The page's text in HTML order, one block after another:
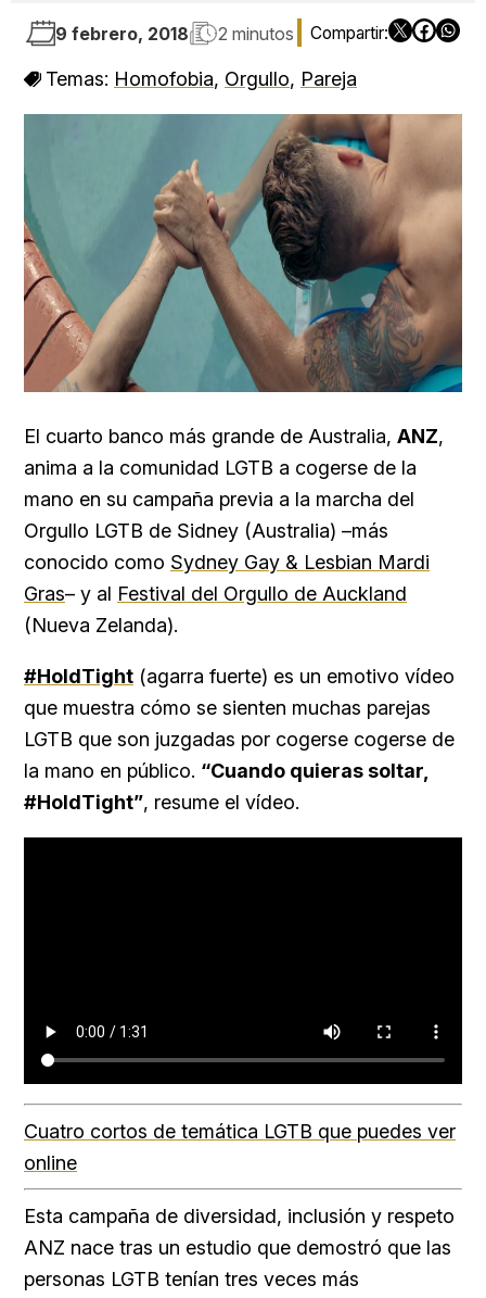
9 febrero, 2018 2 minutos
Temas: Homofobia, Orgullo, Pareja
El cuarto banco más grande de Australia, ANZ,
anima a la comunidad LGTB a cogerse de la
mano en su campaña previa a la marcha del
Orgullo LGTB de Sidney (Australia) –más
conocido como Sydney Gay & Lesbian Mardi
Gras– y al Festival del Orgullo de Auckland
(Nueva Zelanda).
#HoldTight (agarra fuerte) es un emotivo vídeo
que muestra cómo se sienten muchas parejas
LGTB que son juzgadas por cogerse cogerse de
la mano en público. “Cuando quieras soltar,
#HoldTight”, resume el vídeo.
Cuatro cortos de temática LGTB que puedes ver
online
Esta campaña de diversidad, inclusión y respeto
ANZ nace tras un estudio que demostró que las
personas LGTB tenían tres veces más